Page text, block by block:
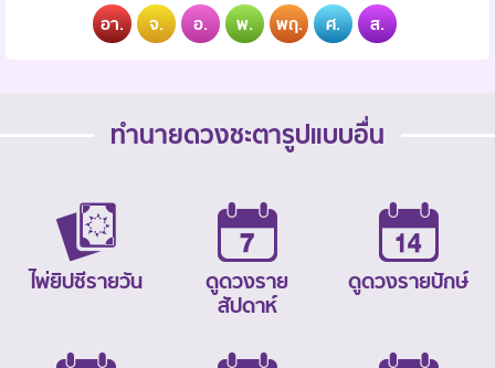
อา. จ. อ. พ. พฤ. ศ. ส.
ทำนายดวงชะตารูปแบบอื่น
ไพ่ยิปซีรายวัน
ดูดวงราย
สัปดาห์
ดูดวงรายปักษ์